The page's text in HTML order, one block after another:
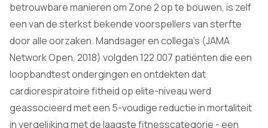
betrouwbare manieren om Zone 2 op te bouwen, is zelf
een van de sterkst bekende voorspellers van sterfte
door alle oorzaken. Mandsager en collega's (JAMA
Network Open, 2018) volgden 122.007 patiënten die een
loopbandtest ondergingen en ontdekten dat
cardiorespiratoire fitheid op elite-niveau werd
geassocieerd met een 5-voudige reductie in mortaliteit
in vergelijking met de laagste fitnesscategorie - een